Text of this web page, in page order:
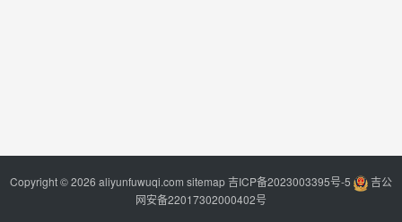
Copyright © 2026 aliyunfuwuqi.com sitemap吉ICP备2023003395号-5
吉公
网安备22017302000402号